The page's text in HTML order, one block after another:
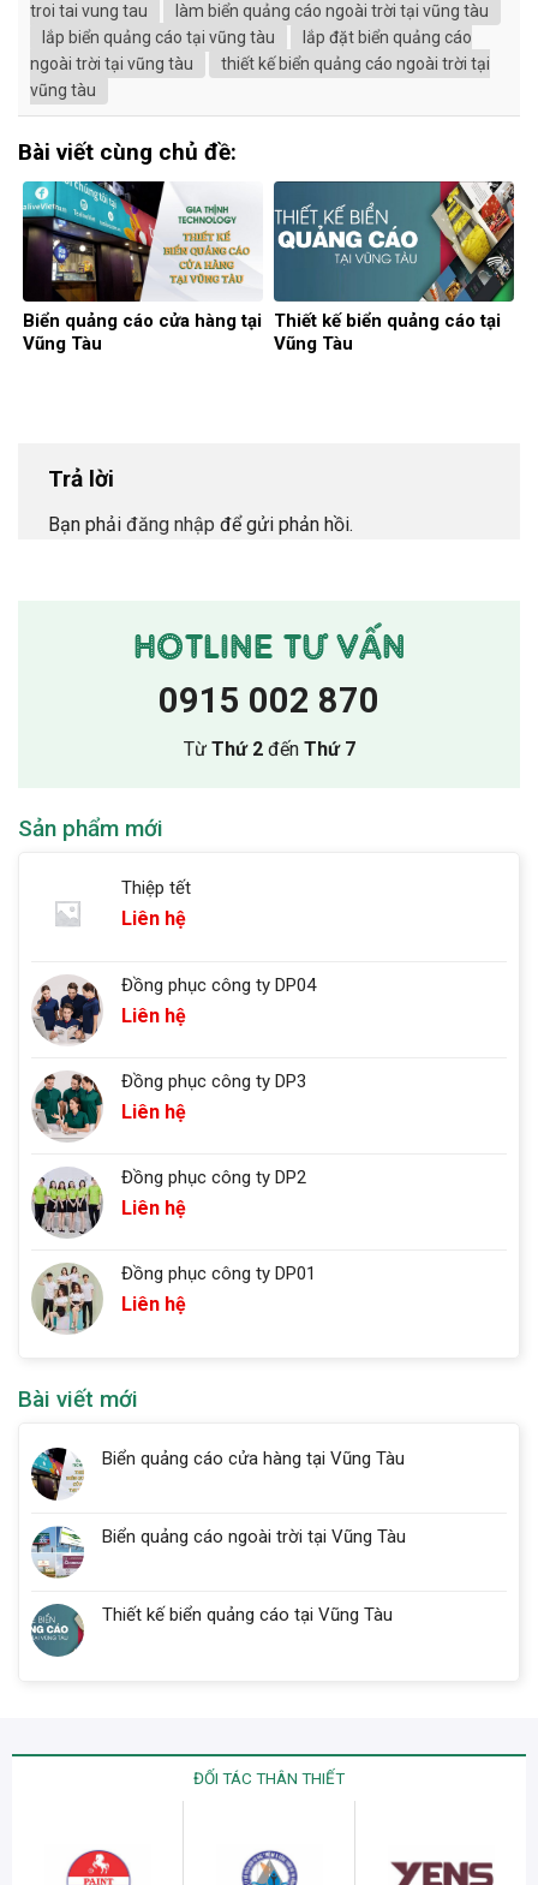
troi tai vung tau
làm biển quảng cáo ngoài trời tại vũng tàu
lắp biển quảng cáo tại vũng tàu
lắp đặt biển quảng cáo
ngoài trời tại vũng tàu
thiết kế biển quảng cáo ngoài trời tại
vũng tàu
Bài viết cùng chủ đề:
Biển quảng cáo cửa hàng tại
Vũng Tàu
Thiết kế biển quảng cáo tại
Vũng Tàu
Trả lời
Bạn phải đăng nhập để gửi phản hồi.
HOTLINE TƯ VẤN
0915 002 870
Từ Thứ 2đến Thứ 7
Sản phẩm mới
Thiệp tết
Liên hệ
Đồng phục công ty DP04
Liên hệ
Đồng phục công ty DP3
Liên hệ
Đồng phục công ty DP2
Liên hệ
Đồng phục công ty DP01
Liên hệ
Bài viết mới
Biển quảng cáo cửa hàng tại Vũng Tàu
Biển quảng cáo ngoài trời tại Vũng Tàu
Thiết kế biển quảng cáo tại Vũng Tàu
ĐỐI TÁC THÂN THIẾT